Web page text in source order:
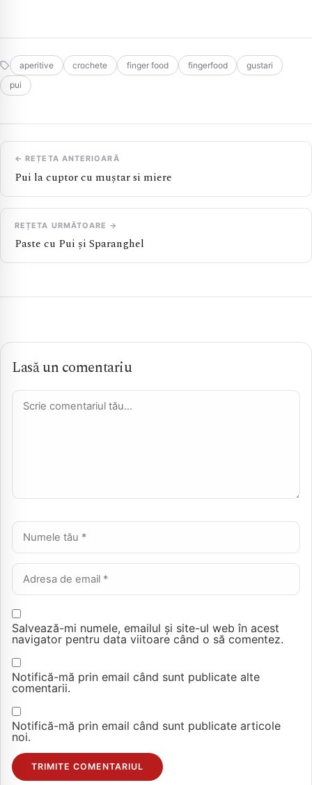
aperitive crochete finger food fingerfood
gustari
pui
← REȚETA ANTERIOARĂ
Pui la cuptor cu muștar si miere
REȚETA URMĂTOARE →
Paste cu Pui și Sparanghel
Lasă un comentariu
Comentariu *
Nume *
Email *
Salvează-mi numele, emailul și site-ul web în acest
navigator pentru data viitoare când o să comentez.
Notifică-mă prin email când sunt publicate alte
comentarii.
Notifică-mă prin email când sunt publicate articole
noi.